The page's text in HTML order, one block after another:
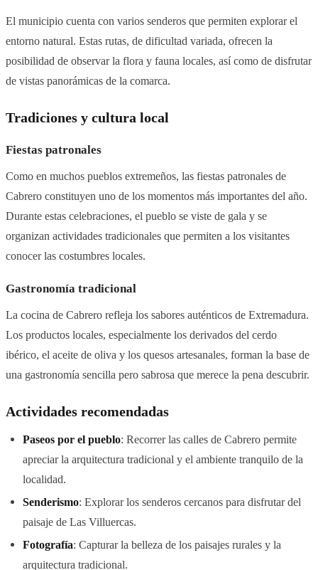
El municipio cuenta con varios senderos que permiten explorar el
entorno natural. Estas rutas, de dificultad variada, ofrecen la
posibilidad de observar la flora y fauna locales, así como de disfrutar
de vistas panorámicas de la comarca.
Tradiciones y cultura local
Fiestas patronales
Como en muchos pueblos extremeños, las fiestas patronales de
Cabrero constituyen uno de los momentos más importantes del año.
Durante estas celebraciones, el pueblo se viste de gala y se
organizan actividades tradicionales que permiten a los visitantes
conocer las costumbres locales.
Gastronomía tradicional
La cocina de Cabrero refleja los sabores auténticos de Extremadura.
Los productos locales, especialmente los derivados del cerdo
ibérico, el aceite de oliva y los quesos artesanales, forman la base de
una gastronomía sencilla pero sabrosa que merece la pena descubrir.
Actividades recomendadas
Paseos por el pueblo: Recorrer las calles de Cabrero permite
apreciar la arquitectura tradicional y el ambiente tranquilo de la
localidad.
Senderismo: Explorar los senderos cercanos para disfrutar del
paisaje de Las Villuercas.
Fotografía: Capturar la belleza de los paisajes rurales y la
arquitectura tradicional.